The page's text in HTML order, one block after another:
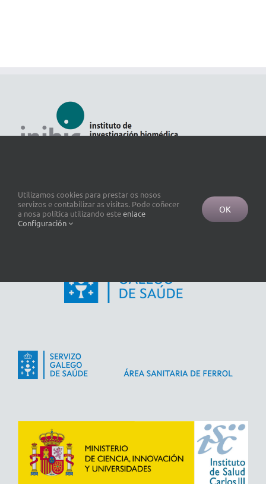
Utilizamos cookies para prestar os nosos
servizos e contabilizar as visitas. Pode coñecer
a nosa política utilizando esteenlace
Configuración
OK